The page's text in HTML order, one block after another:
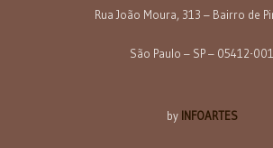
Rua João Moura, 313 – Bairro de
São Paulo – SP – 05412-001
by INFOARTES